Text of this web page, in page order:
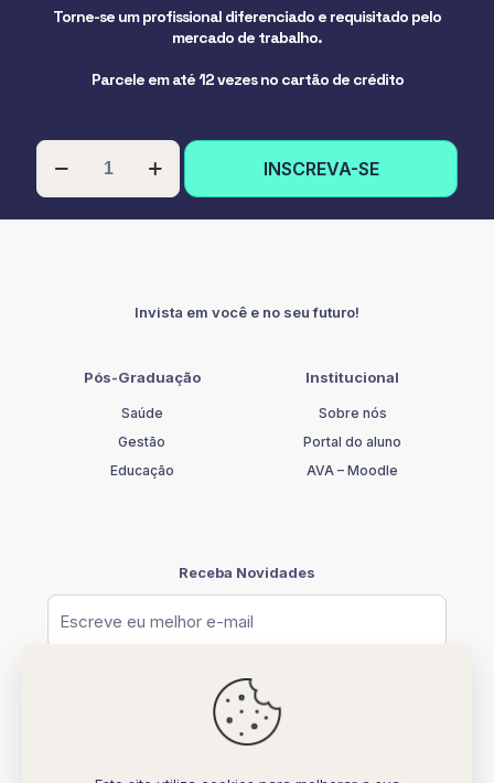
Torne-se um profissional diferenciado e requisitado pelo
mercado de trabalho.
Parcele em até 12 vezes no cartão de crédito
PÓS-
GRADUAÇÃO
EM
INSCREVA-SE
Invista em você e no seu futuro!
Pós-Graduação
Saúde
Gestão
Educação
Institucional
Sobre nós
Portal do aluno
AVA – Moodle
Receba Novidades